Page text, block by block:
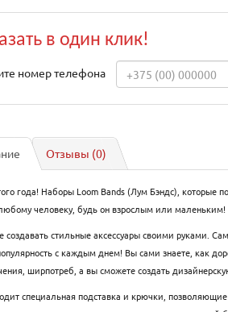
в один клик!
номер телефона
Отзывы (0)
года! Наборы Loom Bands (Лум Бэндс), которые
человеку, будь он взрослым или маленьким!
создавать стильные аксессуары своими руками.
с каждым днем! Вы сами знаете, как
ширпотреб, а вы сможете создать
специальная подставка и крючки,